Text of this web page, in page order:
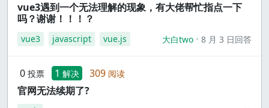
vue3遇到一个无法理解的现象，有大佬帮忙指点一下
吗？谢谢！！！？
vue3 javascript vue.js 大白two 8 月 3 日回答
0 投票 1 解决 309 阅读
官网无法续期了?